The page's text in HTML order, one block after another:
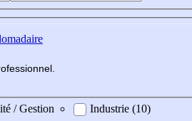
fessionnel
/ Gestion
Industrie (10)